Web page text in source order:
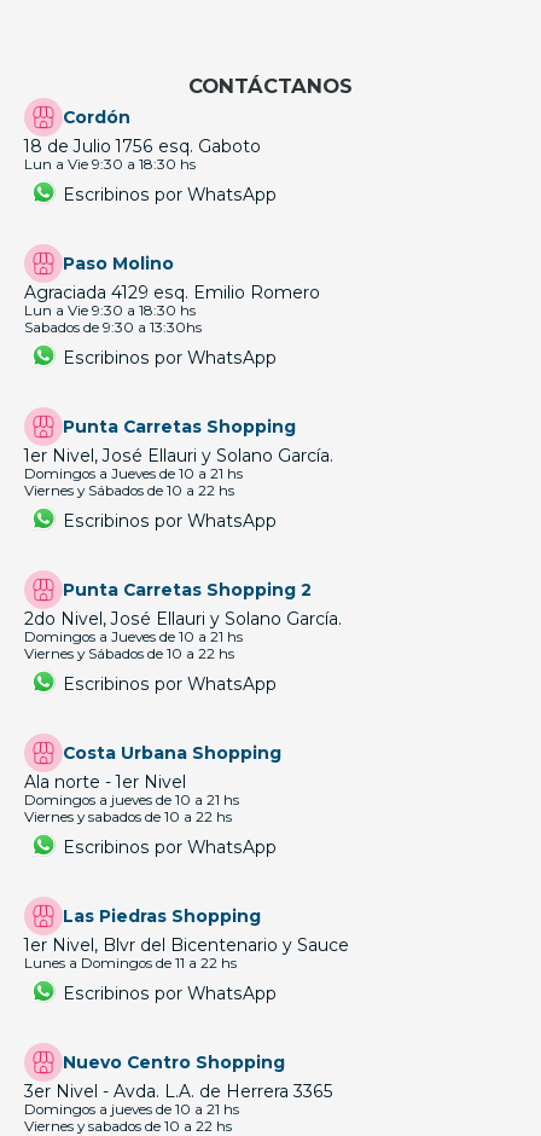
CONTÁCTANOS
Cordón
18 de Julio 1756 esq. Gaboto
Lun a Vie 9:30 a 18:30 hs
Escribinos por WhatsApp
Paso Molino
Agraciada 4129 esq. Emilio Romero
Lun a Vie 9:30 a 18:30 hs
Sabados de 9:30 a 13:30hs
Escribinos por WhatsApp
Punta Carretas Shopping
1er Nivel, José Ellauri y Solano García.
Domingos a Jueves de 10 a 21 hs
Viernes y Sábados de 10 a 22 hs
Escribinos por WhatsApp
Punta Carretas Shopping 2
2do Nivel, José Ellauri y Solano García.
Domingos a Jueves de 10 a 21 hs
Viernes y Sábados de 10 a 22 hs
Escribinos por WhatsApp
Costa Urbana Shopping
Ala norte - 1er Nivel
Domingos a jueves de 10 a 21 hs
Viernes y sabados de 10 a 22 hs
Escribinos por WhatsApp
Las Piedras Shopping
1er Nivel, Blvr del Bicentenario y Sauce
Lunes a Domingos de 11 a 22 hs
Escribinos por WhatsApp
Nuevo Centro Shopping
3er Nivel - Avda. L.A. de Herrera 3365
Domingos a jueves de 10 a 21 hs
Viernes y sabados de 10 a 22 hs